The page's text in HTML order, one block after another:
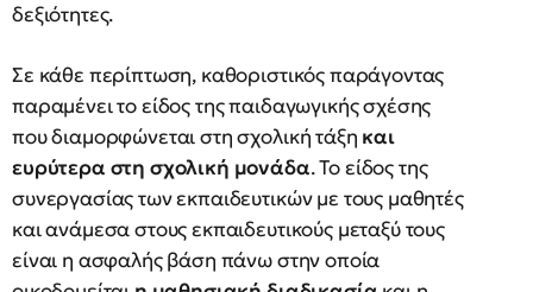
δεξιότητες.
Σε κάθε περίπτωση, καθοριστικός παράγοντας
παραμένει το είδος της παιδαγωγικής σχέσης
που διαμορφώνεται στη σχολική τάξη και
ευρύτερα στη σχολική μονάδα. Το είδος της
συνεργασίας των εκπαιδευτικών με τους μαθητές
και ανάμεσα στους εκπαιδευτικούς μεταξύ τους
είναι η ασφαλής βάση πάνω στην οποία